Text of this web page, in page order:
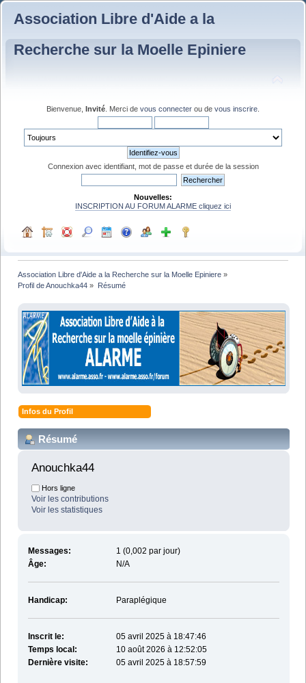
Association Libre d'Aide a la
Recherche sur la Moelle Epiniere
Bienvenue, Invité . Merci de vous connecter ou de vous inscrire
Connexion avec identifiant, mot de passe et durée de la session
Nouvelles:
INSCRIPTION AU FORUM ALARME cliquez ici
Association Libre d'Aide a la Recherche sur la Moelle Epiniere »
Profil de Anouchka44 » Résumé
Infos du Profil
Résumé
Anouchka44
Hors ligne
Voir les contributions
Voir les statistiques
Messages:
1 (0,002 par jour)
Âge:
N/A
Handicap: Paraplégique
Inscrit le:
05 avril 2025 à 18:47:46
Temps local:
10 août 2026 à 12:52:05
Dernière visite:
05 avril 2025 à 18:57:59